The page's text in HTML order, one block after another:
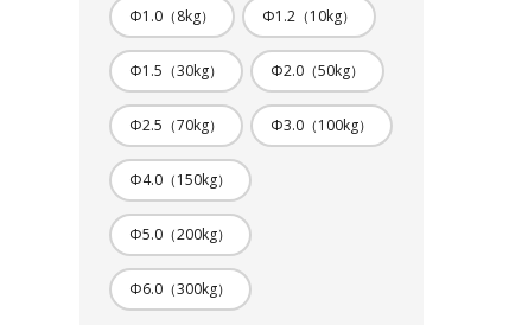
Φ1.0（8kg） Φ1.2（10kg）
Φ1.5（30kg） Φ2.0（50kg）
Φ2.5（70kg） Φ3.0（100kg）
Φ4.0（150kg）
Φ5.0（200kg）
Φ6.0（300kg）